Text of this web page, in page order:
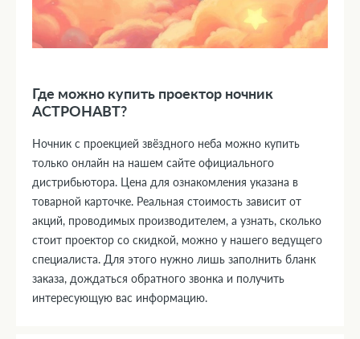
Где можно купить проектор ночник
АСТРОНАВТ?
Ночник с проекцией звёздного неба можно купить
только онлайн на нашем сайте официального
дистрибьютора. Цена для ознакомления указана в
товарной карточке. Реальная стоимость зависит от
акций, проводимых производителем, а узнать, сколько
стоит проектор со скидкой, можно у нашего ведущего
специалиста. Для этого нужно лишь заполнить бланк
заказа, дождаться обратного звонка и получить
интересующую вас информацию.